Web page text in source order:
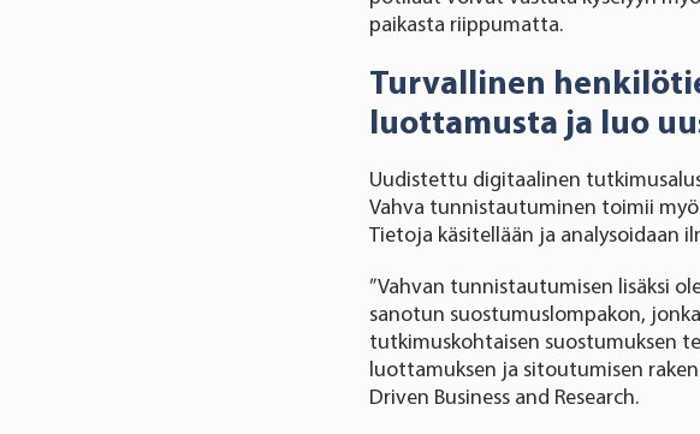
paikasta riippumatta.
Turvallinen
luottamusta ja luo
Uudistettu digitaalinen
Vahva tunnistautuminen toimii
Tietoja käsitellään ja analysoidaan
”Vahvan tunnistautumisen lisäksi
sanotun suostumuslompakon,
tutkimuskohtaisen suostumuksen
luottamuksen ja sitoutumisen
Driven Business and Research.